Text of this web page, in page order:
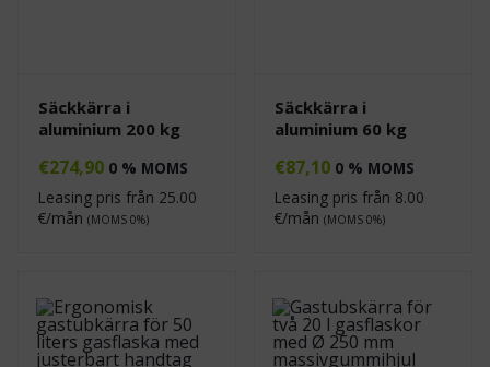
Säckkärra i
aluminium 200 kg
€274,90 0 % MOMS
Leasing pris från 25.00
€/mån (MOMS 0%)
Säckkärra i
aluminium 60 kg
€87,10 0 % MOMS
Leasing pris från 8.00
€/mån (MOMS 0%)